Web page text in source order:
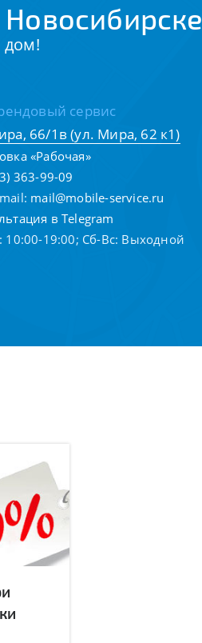
дом!
сервис
66/1в (ул. Мира, 62 к1)
«Рабочая»
363-99-09
mail@mobile-service.ru
в Telegram
10:00-19:00; Сб-Вс: Выходной